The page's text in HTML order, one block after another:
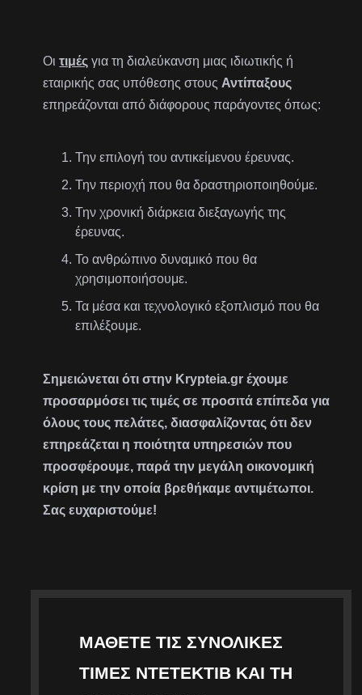
Οιτιμές για τη διαλεύκανση μιας ιδιωτικής ή
εταιρικής σας υπόθεσης στους Αντίπαξους
επηρεάζονται από διάφορους παράγοντες όπως:
Την επιλογή του αντικείμενου έρευνας.
Την περιοχή που θα δραστηριοποιηθούμε.
Την χρονική διάρκεια διεξαγωγής της
έρευνας.
Το ανθρώπινο δυναμικό που θα
χρησιμοποιήσουμε.
Τα μέσα και τεχνολογικό εξοπλισμό που θα
επιλέξουμε.
Σημειώνεται ότι στην Krypteia.gr έχουμε
προσαρμόσει τις τιμές σε προσιτά επίπεδα για
όλους τους πελάτες, διασφαλίζοντας ότι δεν
επηρεάζεται η ποιότητα υπηρεσιών που
προσφέρουμε, παρά την μεγάλη οικονομική
κρίση με την οποία βρεθήκαμε αντιμέτωποι.
Σας ευχαριστούμε!
ΜΆΘΕΤΕ ΤΙΣ ΣΥΝΟΛΙΚΈΣ
ΤΙΜΈΣ ΝΤΕΤΈΚΤΙΒ ΚΑΙ ΤΗ